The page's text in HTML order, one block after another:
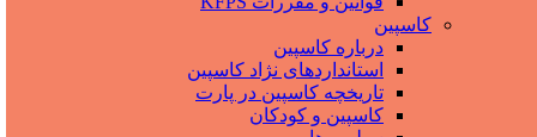
کاسپین
درباره کاسپین
استانداردهای نژاد کاسپین
تاریخچه کاسپین در پارت
کاسپین و کودکان